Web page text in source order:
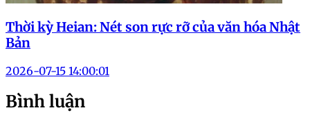
Thời kỳ Heian: Nét son rực rỡ của văn hóa Nhật
Bản
2026-07-15 14:00:01
Bình luận